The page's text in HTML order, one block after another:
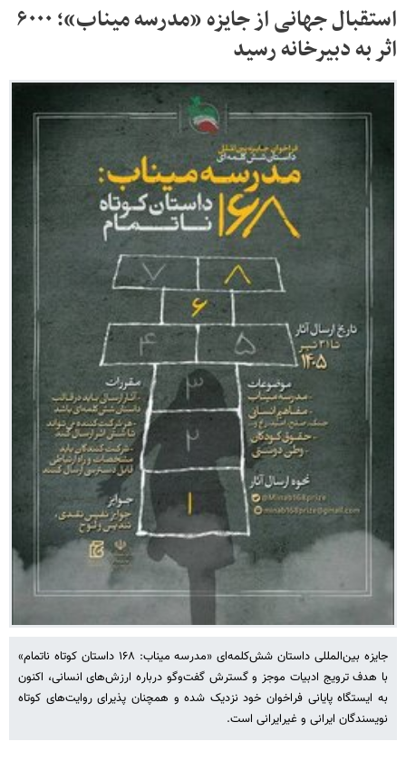
استقبال جهانی از جایزه «مدرسه میناب»؛ ۶۰۰۰
اثر به دبیرخانه رسید
جایزه بین‌المللی داستان شش‌کلمه‌ای «مدرسه میناب: ۱۶۸ داستان کوتاه ناتمام»
با هدف ترویج ادبیات موجز و گسترش گفت‌وگو درباره ارزش‌های انسانی، اکنون
به ایستگاه پایانی فراخوان خود نزدیک شده و همچنان پذیرای روایت‌های کوتاه
نویسندگان ایرانی و غیرایرانی است.